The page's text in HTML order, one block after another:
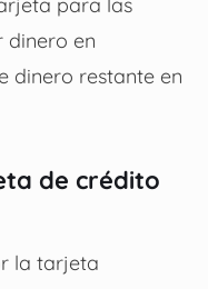
dinero en
dinero restante en
de crédito
la tarjeta